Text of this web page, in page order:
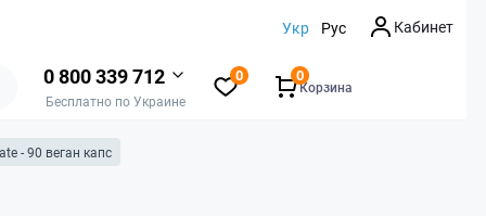
Укр Рус Кабинет
0 800 339 712
Бесплатно по Украине
0
Корзина
0
- 90 веган капс